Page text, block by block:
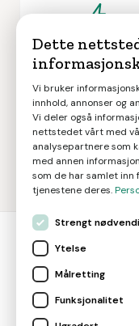
Dette
Vi bruker
innhold, annonser og
Vi deler også
nettstedet vårt med
analysepartnere som
med annen
som de har samlet inn
tjenestene deres.
Strengt
Ytelse
Målretting
Funksjonalitet